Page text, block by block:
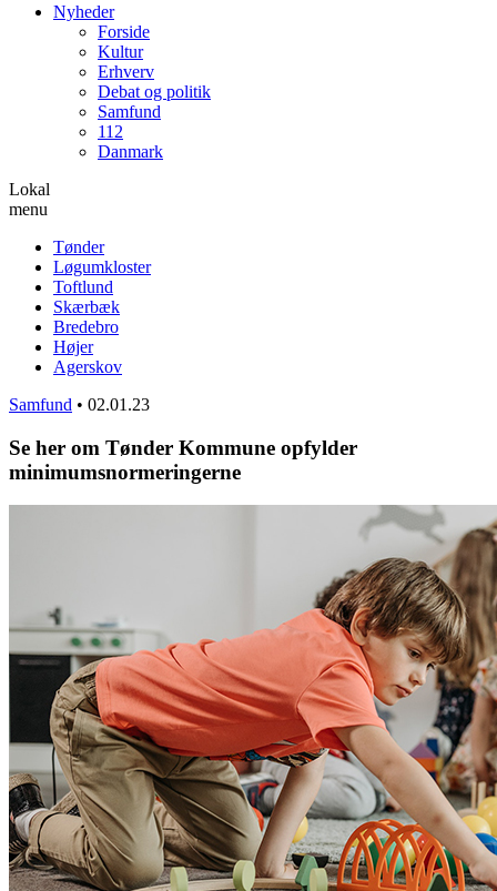
Nyheder
Forside
Kultur
Erhverv
Debat og politik
Samfund
112
Danmark
Lokal
menu
Tønder
Løgumkloster
Toftlund
Skærbæk
Bredebro
Højer
Agerskov
Samfund • 02.01.23
Se her om Tønder Kommune opfylder
minimumsnormeringerne